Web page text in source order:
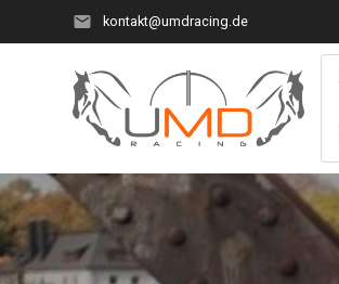
kontakt@umdracing.de